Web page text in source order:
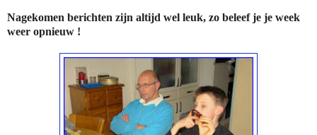
Nagekomen berichten zijn altijd wel leuk, zo beleef je je week
weer opnieuw !